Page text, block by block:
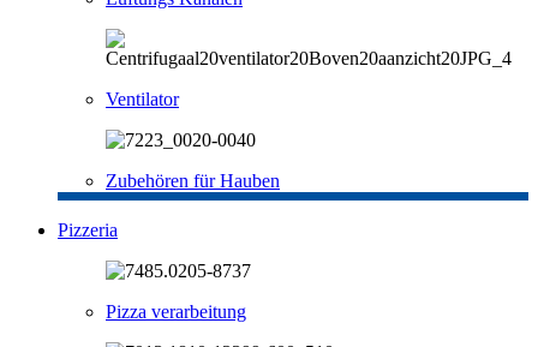
Ventilator
Zubehören für Hauben
Pizzeria
Pizza verarbeitung